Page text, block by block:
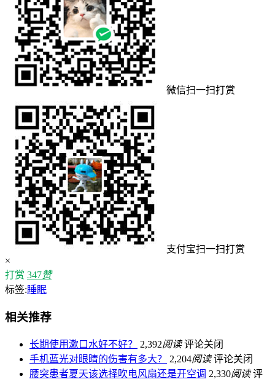
微信扫一扫打赏
支付宝扫一扫打赏
×
打赏 347赞
标签:睡眠
相关推荐
长期使用漱口水好不好？ 2,392阅读 评论关闭
手机蓝光对眼睛的伤害有多大？
2,204阅读 评论关闭
腰突患者夏天该选择吹电风扇还是开空调 2,330阅读 评